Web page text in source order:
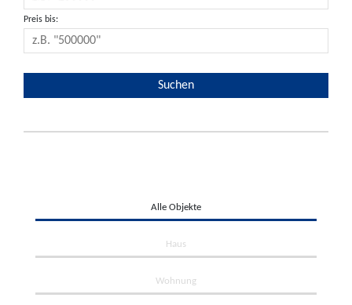
Preis bis:
Alle Objekte
Haus
Wohnung